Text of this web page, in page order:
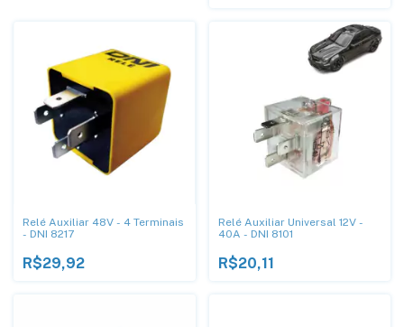
Relé Auxiliar 48V - 4 Terminais
- DNI 8217
R$29,92
Relé Auxiliar Universal 12V -
40A - DNI 8101
R$20,11